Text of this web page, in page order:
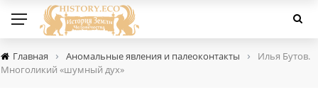
Главная › Аномальные явления и палеоконтакты ›
Илья Бутов.
Многоликий «шумный дух»